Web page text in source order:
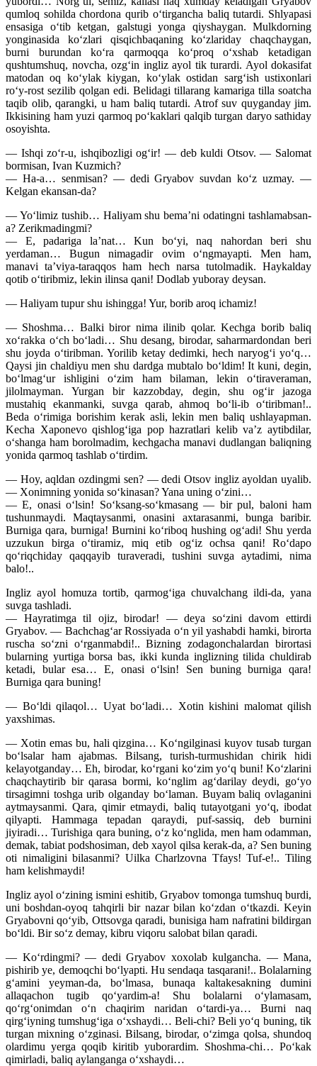
qumloq sohilda chordona qurib o‘tirgancha baliq tutardi. Shlyapasi
ensasiga o‘tib ketgan, galstugi yonga qiyshaygan. Mulkdorning
yonginasida ko‘zlari qisqichbaqaning ko‘zlariday chaqchaygan,
burni burundan ko‘ra qarmoqqa ko‘proq o‘xshab ketadigan
qushtumshuq, novcha, ozg‘in ingliz ayol tik turardi. Ayol dokasifat
matodan oq ko‘ylak kiygan, ko‘ylak ostidan sarg‘ish ustixonlari
ro‘y-rost sezilib qolgan edi. Belidagi tillarang kamariga tilla soatcha
taqib olib, qarangki, u ham baliq tutardi. Atrof suv quyganday jim.
Ikkisining ham yuzi qarmoq po‘kaklari qalqib turgan daryo sathiday
osoyishta.
— Ishqi zo‘r-u, ishqibozligi og‘ir! — deb kuldi Otsov. — Salomat
bormisan, Ivan Kuzmich?
— Ha-a… senmisan? — dedi Gryabov suvdan ko‘z uzmay. —
Kelgan ekansan-da?
— Yo‘limiz tushib… Haliyam shu bema’ni odatingni tashlamabsan-
a? Zerikmadingmi?
— E, padariga la’nat… Kun bo‘yi, naq nahordan beri shu
yerdaman… Bugun nimagadir ovim o‘ngmayapti. Men ham,
manavi ta’viya-taraqqos ham hech narsa tutolmadik. Haykalday
qotib o‘tiribmiz, lekin ilinsa qani! Dodlab yuboray deysan.
— Haliyam tupur shu ishingga! Yur, borib aroq ichamiz!
— Shoshma… Balki biror nima ilinib qolar. Kechga borib baliq
xo‘rakka o‘ch bo‘ladi… Shu desang, birodar, saharmardondan beri
shu joyda o‘tiribman. Yorilib ketay dedimki, hech naryog‘i yo‘q…
Qaysi jin chaldiyu men shu dardga mubtalo bo‘ldim! It kuni, degin,
bo‘lmag‘ur ishligini o‘zim ham bilaman, lekin o‘tiraveraman,
jilolmayman. Yurgan bir kazzobday, degin, shu og‘ir jazoga
mustahiq ekanmanki, suvga qarab, ahmoq bo‘li-ib o‘tiribman!..
Beda o‘rimiga borishim kerak asli, lekin men baliq ushlayapman.
Kecha Xaponevo qishlog‘iga pop hazratlari kelib va’z aytibdilar,
o‘shanga ham borolmadim, kechgacha manavi dudlangan baliqning
yonida qarmoq tashlab o‘tirdim.
— Hoy, aqldan ozdingmi sen? — dedi Otsov ingliz ayoldan uyalib.
— Xonimning yonida so‘kinasan? Yana uning o‘zini…
— E, onasi o‘lsin! So‘ksang-so‘kmasang — bir pul, baloni ham
tushunmaydi. Maqtaysanmi, onasini axtarasanmi, bunga baribir.
Burniga qara, burniga! Burnini ko‘riboq hushing og‘adi! Shu yerda
uzzukun birga o‘tiramiz, miq etib og‘iz ochsa qani! Ro‘dapo
qo‘riqchiday qaqqayib turaveradi, tushini suvga aytadimi, nima
balo!..
Ingliz ayol homuza tortib, qarmog‘iga chuvalchang ildi-da, yana
suvga tashladi.
— Hayratimga til ojiz, birodar! — deya so‘zini davom ettirdi
Gryabov. — Bachchag‘ar Rossiyada o‘n yil yashabdi hamki, birorta
ruscha so‘zni o‘rganmabdi!.. Bizning zodagonchalardan birortasi
bularning yurtiga borsa bas, ikki kunda inglizning tilida chuldirab
ketadi, bular esa… E, onasi o‘lsin! Sen buning burniga qara!
Burniga qara buning!
— Bo‘ldi qilaqol… Uyat bo‘ladi… Xotin kishini malomat qilish
yaxshimas.
— Xotin emas bu, hali qizgina… Ko‘ngilginasi kuyov tusab turgan
bo‘lsalar ham ajabmas. Bilsang, turish-turmushidan chirik hidi
kelayotganday… Eh, birodar, ko‘rgani ko‘zim yo‘q buni! Ko‘zlarini
chaqchaytirib bir qarasa bormi, ko‘nglim ag‘darilay deydi, go‘yo
tirsagimni toshga urib olganday bo‘laman. Buyam baliq ovlaganini
aytmaysanmi. Qara, qimir etmaydi, baliq tutayotgani yo‘q, ibodat
qilyapti. Hammaga tepadan qaraydi, puf-sassiq, deb burnini
jiyiradi… Turishiga qara buning, o‘z ko‘nglida, men ham odamman,
demak, tabiat podshosiman, deb xayol qilsa kerak-da, a? Sen buning
oti nimaligini bilasanmi? Uilka Charlzovna Tfays! Tuf-e!.. Tiling
ham kelishmaydi!
Ingliz ayol o‘zining ismini eshitib, Gryabov tomonga tumshuq burdi,
uni boshdan-oyoq tahqirli bir nazar bilan ko‘zdan o‘tkazdi. Keyin
Gryabovni qo‘yib, Ottsovga qaradi, bunisiga ham nafratini bildirgan
bo‘ldi. Bir so‘z demay, kibru viqoru salobat bilan qaradi.
— Ko‘rdingmi? — dedi Gryabov xoxolab kulgancha. — Mana,
pishirib ye, demoqchi bo‘lyapti. Hu sendaqa tasqarani!.. Bolalarning
g‘amini yeyman-da, bo‘lmasa, bunaqa kaltakesakning dumini
allaqachon tugib qo‘yardim-a! Shu bolalarni o‘ylamasam,
qo‘rg‘onimdan o‘n chaqirim naridan o‘tardi-ya… Burni naq
qirg‘iyning tumshug‘iga o‘xshaydi… Beli-chi? Beli yo‘q buning, tik
turgan mixning o‘zginasi. Bilsang, birodar, o‘zimga qolsa, shundoq
olardimu yerga qoqib kiritib yuborardim. Shoshma-chi… Po‘kak
qimirladi, baliq aylanganga o‘xshaydi…